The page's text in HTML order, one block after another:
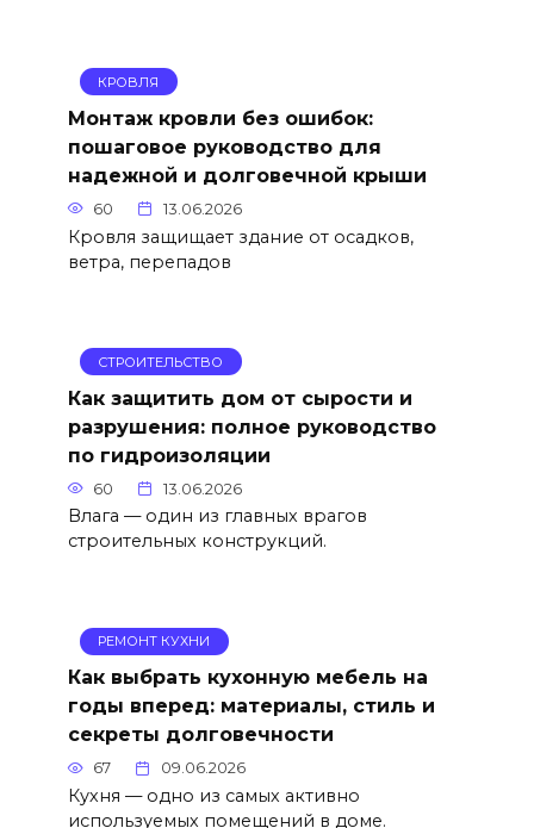
КРОВЛЯ
Монтаж кровли без ошибок:
пошаговое руководство для
надежной и долговечной крыши
60 13.06.2026
Кровля защищает здание от осадков,
ветра, перепадов
СТРОИТЕЛЬСТВО
Как защитить дом от сырости и
разрушения: полное руководство
по гидроизоляции
60 13.06.2026
Влага — один из главных врагов
строительных конструкций.
РЕМОНТ КУХНИ
Как выбрать кухонную мебель на
годы вперед: материалы, стиль и
секреты долговечности
67 09.06.2026
Кухня — одно из самых активно
используемых помещений в доме.